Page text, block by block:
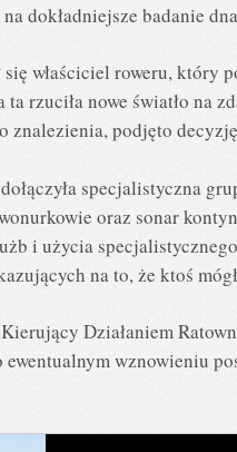
dokładniejsze badanie
właściciel roweru, który
rzuciła nowe światło na
znalezienia, podjęto
specjalistyczna
oraz sonar
i użycia
na to, że ktoś
Działaniem
wznowieniu